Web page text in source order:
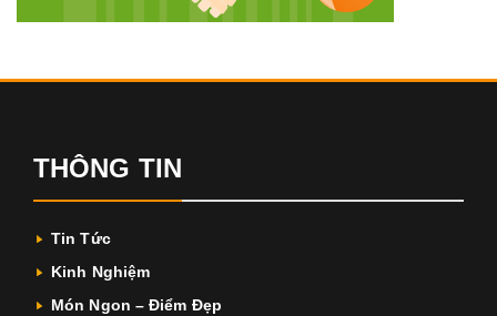
THÔNG TIN
Tin Tức
Kinh Nghiệm
Món Ngon – Điểm Đẹp